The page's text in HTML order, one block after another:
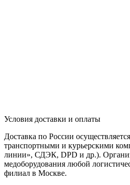
Условия доставки и оплаты
Доставка по России
транспортными и курьерскими
линии», СДЭК, DPD и др.).
медоборудования любой
филиал в Москве.